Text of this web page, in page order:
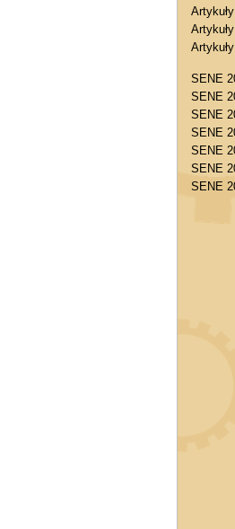
SENE
SENE
SENE
SENE
SENE
SENE
SENE